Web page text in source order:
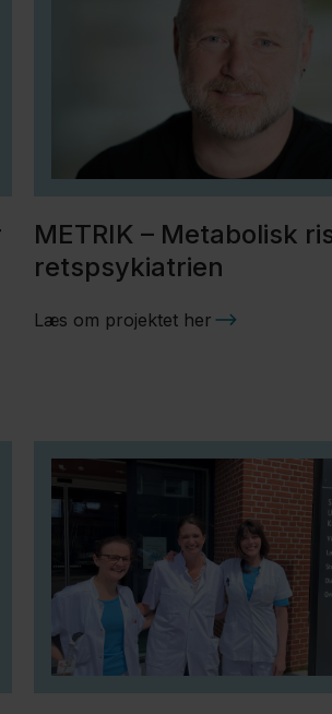
METRIK – Metabolisk
retspsykiatrien
Læs om projektet her